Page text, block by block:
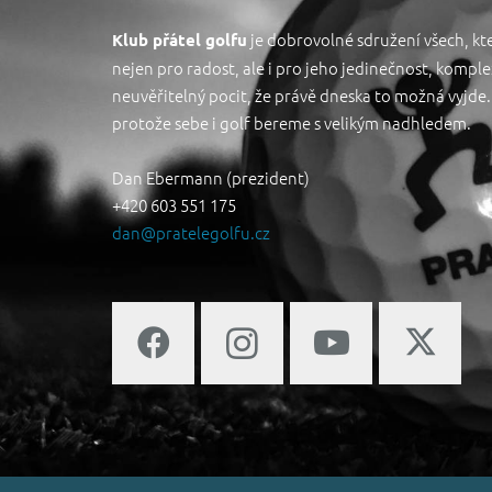
Klub přátel golfu je dobrovolné sdružení všech,
nejen pro radost, ale i pro jeho jedinečnost,
neuvěřitelný pocit, že právě dneska to možná vyjde.
protože sebe i golf bereme s velikým nadhledem.
Dan Ebermann (prezident)
+420 603 551 175
dan@pratelegolfu.cz